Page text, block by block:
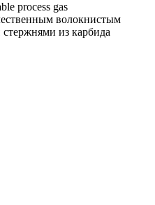
process gas
волокнистым
из карбида